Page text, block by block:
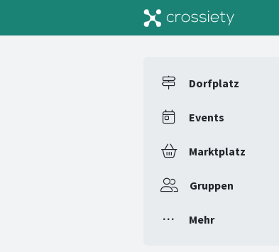
Dorfplatz
Events
Marktplatz
Gruppen
Mehr